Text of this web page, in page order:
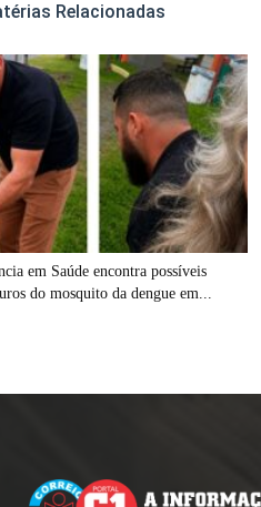
Relacionadas
em Saúde encontra possíveis
do mosquito da dengue em...